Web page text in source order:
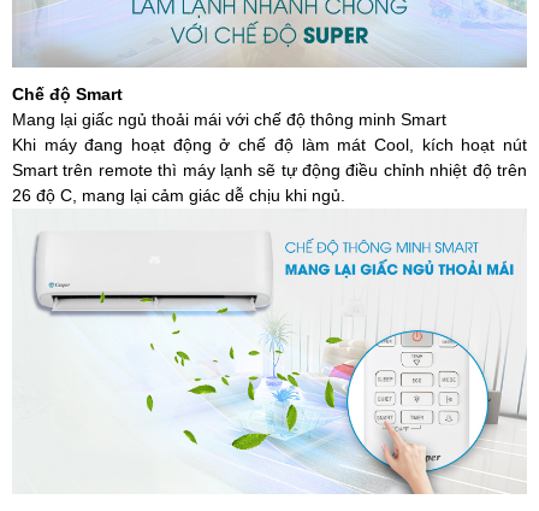
Chế độ Smart
Mang lại giấc ngủ thoải mái với chế độ thông minh Smart
Khi máy đang hoạt động ở chế độ làm mát Cool, kích hoạt nút
Smart trên remote thì máy lạnh sẽ tự động điều chỉnh nhiệt độ trên
26 độ C, mang lại cảm giác dễ chịu khi ngủ.